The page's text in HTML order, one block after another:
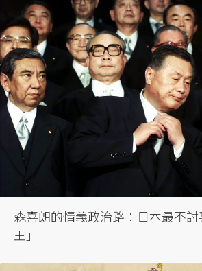
森喜朗的情義政治路：日本最不
王」